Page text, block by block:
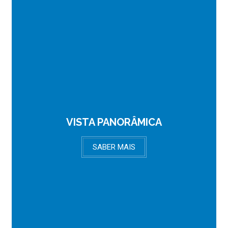
VISTA PANORÂMICA
SABER MAIS
Com uma vista deslumbrante sobre o
mar e muita luz natural, manter o seu
corpo em forma e melhorar o bem-
estar da sua família, vai ser um prazer.
Além da vista panorâmica sobre o mar